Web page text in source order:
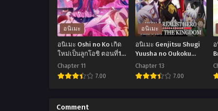
อนิเมะ
อนิเมะ Oshi no Ko เกิด
ใหม่เป็นลูกโอชิ ตอนที่1-
11 พากย์ไทย+ซับไทย
Chapter 11
7.00
นิ
อนิเมะ
อนิเมะ Genjitsu Shugi
Yuusha no Oukoku
Saikenki ยุทธศาสตร์กู้
ชาติของราชามือใหม่
ภาค 1 ตอนที่1-13 พากย์
Chapter 13
7.00
Comment